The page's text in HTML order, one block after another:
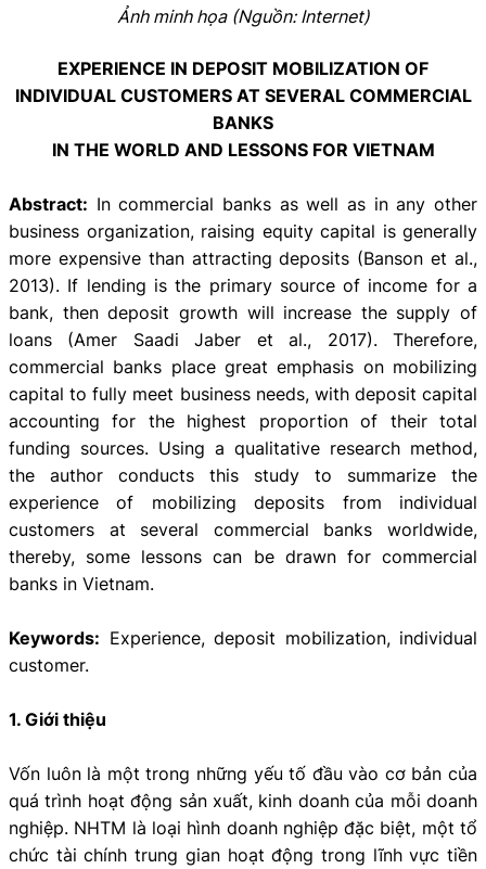
Ảnh minh họa (Nguồn: Internet)
EXPERIENCE IN DEPOSIT MOBILIZATION OF
INDIVIDUAL CUSTOMERS AT SEVERAL COMMERCIAL
BANKS
IN THE WORLD AND LESSONS FOR VIETNAM
Abstract: In commercial banks as well as in any other
business organization, raising equity capital is generally
more expensive than attracting deposits (Banson et al.,
2013). If lending is the primary source of income for a
bank, then deposit growth will increase the supply of
loans (Amer Saadi Jaber et al., 2017). Therefore,
commercial banks place great emphasis on mobilizing
capital to fully meet business needs, with deposit capital
accounting for the highest proportion of their total
funding sources. Using a qualitative research method,
the author conducts this study to summarize the
experience of mobilizing deposits from individual
customers at several commercial banks worldwide,
thereby, some lessons can be drawn for commercial
banks in Vietnam.
Keywords: Experience, deposit mobilization, individual
customer.
1. Giới thiệu
Vốn luôn là một trong những yếu tố đầu vào cơ bản của
quá trình hoạt động sản xuất, kinh doanh của mỗi doanh
nghiệp. NHTM là loại hình doanh nghiệp đặc biệt, một tổ
chức tài chính trung gian hoạt động trong lĩnh vực tiền